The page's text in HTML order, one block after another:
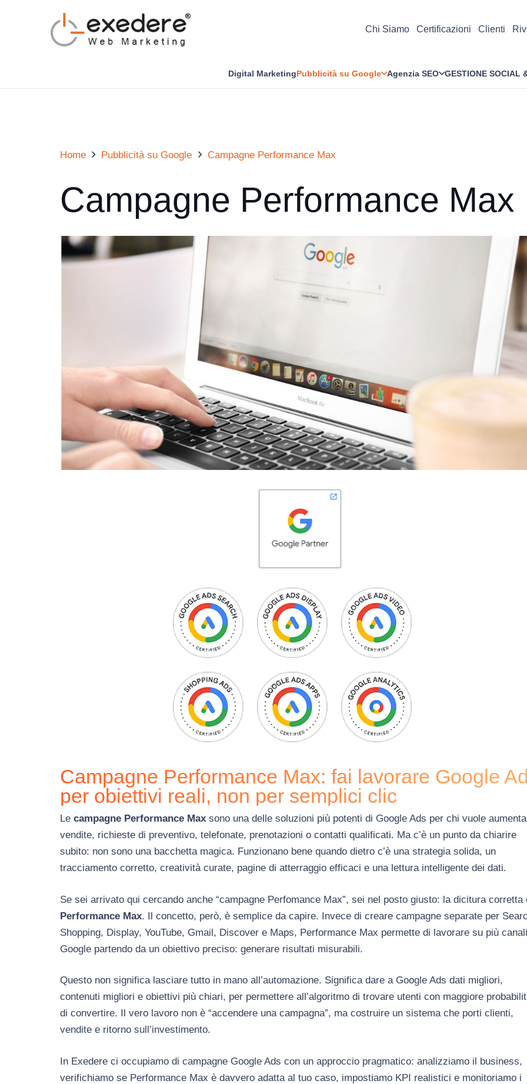
Chi Siamo Certificazioni Clienti
Digital MarketingPubblicità su Google Agenzia SEO GESTIONESOCIAL
Home Pubblicità su Google Campagne Performance Max
Campagne Performance Max
Campagne Performance Max: fai lavorare Google
per obiettivi reali, non per semplici clic
Le campagne Performance Max sono una delle soluzioni più potenti di Google Ads per chi vuole
vendite, richieste di preventivo, telefonate, prenotazioni o contatti qualificati. Ma c’è un punto da chiarire
subito: non sono una bacchetta magica. Funzionano bene quando dietro c’è una strategia solida, un
tracciamento corretto, creatività curate, pagine di atterraggio efficaci e una lettura intelligente dei dati.
Se sei arrivato qui cercando anche “campagne Perfomance Max”, sei nel posto giusto: la dicitura corretta
Performance Max. Il concetto, però, è semplice da capire. Invece di creare campagne separate per
Shopping, Display, YouTube, Gmail, Discover e Maps, Performance Max permette di lavorare su più canali
Google partendo da un obiettivo preciso: generare risultati misurabili.
Questo non significa lasciare tutto in mano all’automazione. Significa dare a Google Ads dati migliori,
contenuti migliori e obiettivi più chiari, per permettere all’algoritmo di trovare utenti con maggiore
di convertire. Il vero lavoro non è “accendere una campagna”, ma costruire un sistema che porti clienti,
vendite e ritorno sull’investimento.
In Exedere ci occupiamo di campagne Google Ads con un approccio pragmatico: analizziamo il business,
verifichiamo se Performance Max è davvero adatta al tuo caso, impostiamo KPI realistici e monitoriamo i